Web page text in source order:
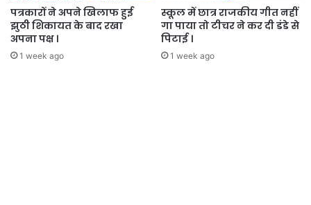
पत्रकारों ने अपने खिलाफ हुई
झुठी शिकायत के बाद रखा
अपना पक्ष ।
1 week ago
स्कूल में छात्र राजकीय गीत नहीं
गा पाया तो टीचर ने कर दी डंडे से
पिटाई ।
1 week ago